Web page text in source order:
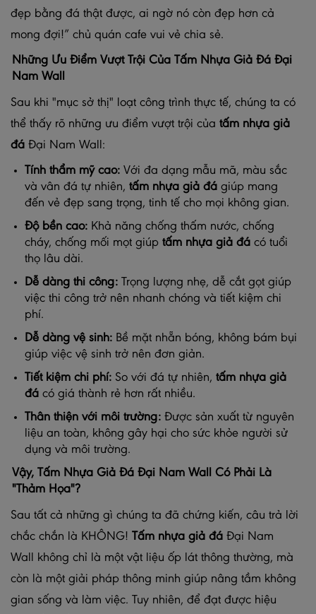
đẹp bằng đá thật được, ai ngờ nó còn đẹp hơn cả
mong đợi!” chủ quán cafe vui vẻ chia sẻ.
Những Ưu Điểm Vượt Trội Của Tấm Nhựa Giả Đá Đại
Nam Wall
Sau khi "mục sở thị" loạt công trình thực tế, chúng ta có
thể thấy rõ những ưu điểm vượt trội của tấm nhựa giả
đá Đại Nam Wall:
Tính thẩm mỹ cao: Với đa dạng mẫu mã, màu sắc
và vân đá tự nhiên, tấm nhựa giả đá giúp mang
đến vẻ đẹp sang trọng, tinh tế cho mọi không gian.
Độ bền cao: Khả năng chống thấm nước, chống
cháy, chống mối mọt giúp tấm nhựa giả đá có tuổi
thọ lâu dài.
Dễ dàng thi công: Trọng lượng nhẹ, dễ cắt gọt giúp
việc thi công trở nên nhanh chóng và tiết kiệm chi
phí.
Dễ dàng vệ sinh: Bề mặt nhẵn bóng, không bám bụi
giúp việc vệ sinh trở nên đơn giản.
Tiết kiệm chi phí: So với đá tự nhiên, tấm nhựa giả
đá có giá thành rẻ hơn rất nhiều.
Thân thiện với môi trường: Được sản xuất từ nguyên
liệu an toàn, không gây hại cho sức khỏe người sử
dụng và môi trường.
Vậy, Tấm Nhựa Giả Đá Đại Nam Wall Có Phải Là
"Thảm Họa"?
Sau tất cả những gì chúng ta đã chứng kiến, câu trả lời
chắc chắn là KHÔNG! Tấm nhựa giả đá Đại Nam
Wall không chỉ là một vật liệu ốp lát thông thường, mà
còn là một giải pháp thông minh giúp nâng tầm không
gian sống và làm việc. Tuy nhiên, để đạt được hiệu